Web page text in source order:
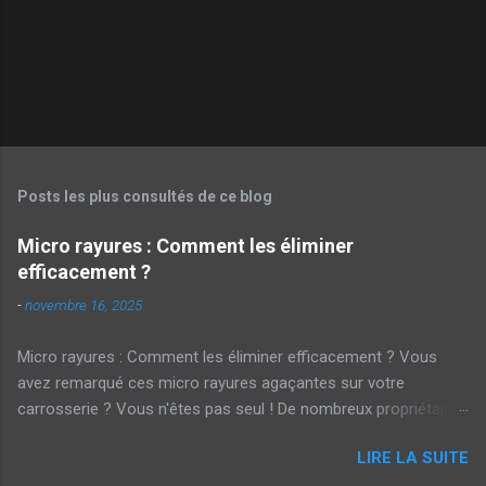
Posts les plus consultés de ce blog
Micro rayures : Comment les éliminer
efficacement ?
-novembre 16, 2025
Micro rayures : Comment les éliminer efficacement ? Vous
avez remarqué ces micro rayures agaçantes sur votre
carrosserie ? Vous n'êtes pas seul ! De nombreux propriétaires
embêtantes . Mais alors, comment les éliminer efficacement ?
LIRE LA SUITE